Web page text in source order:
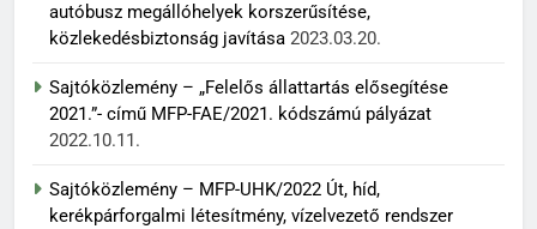
autóbusz megállóhelyek korszerűsítése,
közlekedésbiztonság javítása 2023.03.20.
Sajtóközlemény – „Felelős állattartás elősegítése
2021.”- című MFP-FAE/2021. kódszámú pályázat
2022.10.11.
Sajtóközlemény – MFP-UHK/2022 Út, híd,
kerékpárforgalmi létesítmény, vízelvezető rendszer